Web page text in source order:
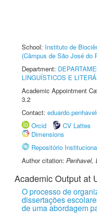
School: Instituto de
(Câmpus de São José do
Department:
LINGUÍSTICOS E
Academic Appointment
3.2
Contact:
Orcid
CV Lattes
Dimensions
Repositório
Author citation: Penhavel,
Academic Output at
O processo de
dissertações
de uma abordagem